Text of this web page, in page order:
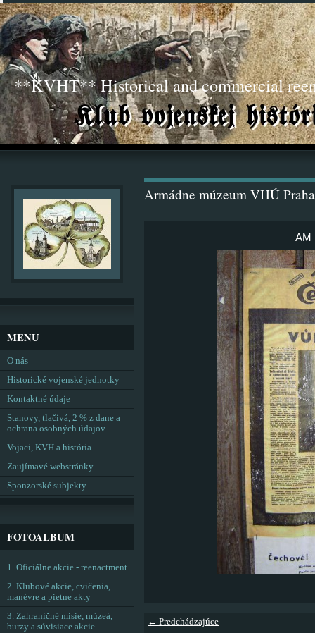
**KVHT** Historical and commercial
Armádne múzeum VHÚ
AM
← Predchádzajúce
MENU
O nás
Historické vojenské jednotky
Kontaktné údaje
Stanovy, tlačivá, 2 % z dane a
ochrana osobných údajov
Vojaci, KVH a história
Zaujímavé webstránky
Sponzorské subjekty
FOTOALBUM
1. Oficiálne akcie - reenactment
2. Klubové akcie, cvičenia,
manévre a pietne akty
3. Zahraničné misie, múzeá,
burzy a súvisiace akcie